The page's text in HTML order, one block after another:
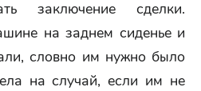
заключение сделки.
на заднем сиденье и
словно им нужно было
на случай, если им не